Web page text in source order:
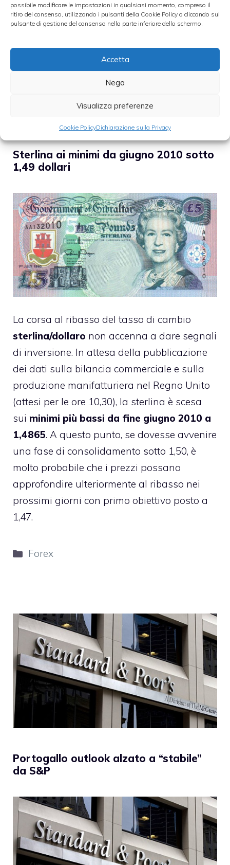
possibile modificare le impostazioni in qualsiasi momento, compreso il
ritiro del consenso, utilizzando i pulsanti della Cookie Policy o cliccando sul
pulsante di gestione del consenso nella parte inferiore dello schermo.
Accetta
Nega
Visualizza preferenze
Cookie PolicyDichiarazione sulla Privacy
Sterlina ai minimi da giugno 2010 sotto
1,49 dollari
La corsa al ribasso del tasso di cambio
sterlina/dollaro non accenna a dare segnali
di inversione. In attesa della pubblicazione
dei dati sulla bilancia commerciale e sulla
produzione manifatturiera nel Regno Unito
(attesi per le ore 10,30), la sterlina è scesa
sui minimi più bassi da fine giugno 2010 a
1,4865. A questo punto, se dovesse avvenire
una fase di consolidamento sotto 1,50, è
molto probabile che i prezzi possano
approfondire ulteriormente al ribasso nei
prossimi giorni con primo obiettivo posto a
1,47.
Categorie
Forex
Portogallo outlook alzato a “stabile”
da S&P